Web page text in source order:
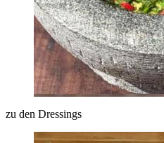
zu den Dressings